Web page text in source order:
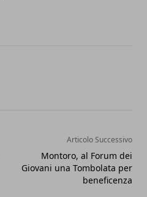
Articolo Successivo
Montoro, al Forum dei
Giovani una Tombolata per
beneficenza